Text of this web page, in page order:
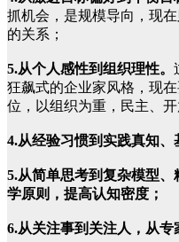
抓机会，是规模导向，现
的关系；
5.从个人感性到组织理性。
狂飙式的企业家风格，现
位，以组织为重，民主、开
4.从经验习惯到实践真知、
5.从简单思考到复杂模型
学原则，提高认知密度；
6.从关注事到关注人，从专